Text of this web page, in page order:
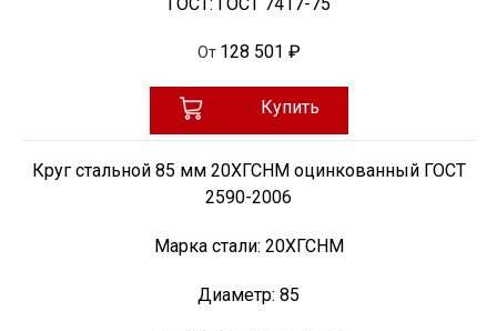
От 128 501 ₽
Купить
Круг стальной 85 мм 20ХГСНМ оцинкованный ГОСТ
2590-2006
Марка стали: 20ХГСНМ
Диаметр: 85